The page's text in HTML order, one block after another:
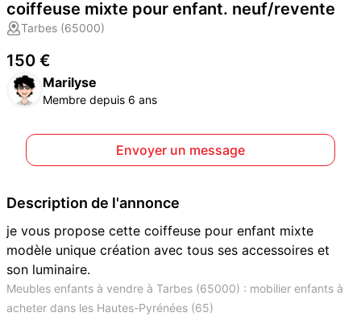
coiffeuse mixte pour enfant. neuf/revente
Tarbes (65000)
150 €
Marilyse
Membre depuis 6 ans
Envoyer un message
Description de l'annonce
je vous propose cette coiffeuse pour enfant mixte
modèle unique création avec tous ses accessoires et
son luminaire.
Meubles enfants à vendre à Tarbes (65000) : mobilier enfants à
acheter dans les Hautes-Pyrénées (65)